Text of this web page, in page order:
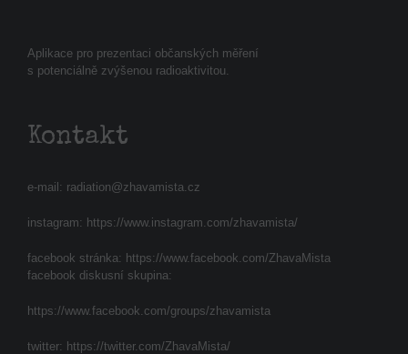
Aplikace pro prezentaci občanských měření
s potenciálně zvýšenou radioaktivitou.
Kontakt
e-mail: radiation@zhavamista.cz
instagram: https://www.instagram.com/zhavamista/
facebook stránka: https://www.facebook.com/ZhavaMista
facebook diskusní skupina:
https://www.facebook.com/groups/zhavamista
twitter: https://twitter.com/ZhavaMista/